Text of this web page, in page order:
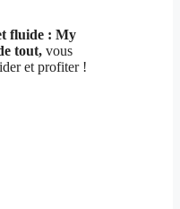
fluide : My
tout,vous
et profiter !